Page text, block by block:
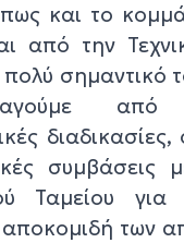
και το
από την
πολύ σημαντικό
από
διαδικασίες,
συμβάσεις
Ταμείου
των